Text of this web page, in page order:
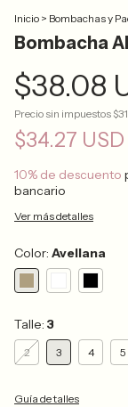
Inicio > Bombachas y
Bombacha
$38.08
Precio sin impuestos
$34.27 USD
10% de descuento
bancario
Ver más detalles
Color: Avellana
Talle: 3
2 3 4 5
Guía de talles